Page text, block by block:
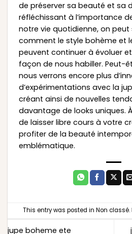
de préserver sa beauté et sa
réfléchissant à l’importance
notre vie quotidienne, on
comment le style bohème et
peuvent continuer à évoluer
façon de nous habiller. Peut-
nous verrons encore plus
d’expérimentations avec la
créant ainsi de nouvelles
davantage de looks uniques.
de laisser libre cours à votre
profiter de la beauté
emblématique.
This entry was posted in Non classé
jupe boheme ete